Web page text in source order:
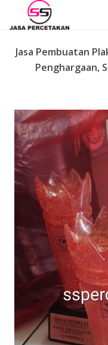
Jasa Pembuatan
Penghargaan,